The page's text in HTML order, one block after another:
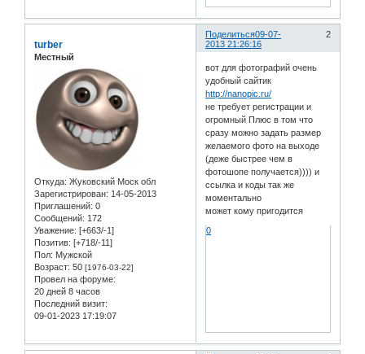
Поделиться 2
09-07-
2013 21:26:16
turber
Местный
Откуда: Жуковский Моск обл
Зарегистрирован: 14-05-2013
Приглашений: 0
Сообщений: 172
Уважение: [+663/-1]
Позитив: [+718/-11]
Пол: Мужской
Возраст: 50 [1976-03-22]
Провел на форуме:
20 дней 8 часов
Последний визит:
09-01-2023 17:19:07
вот для фотографий очень
удобный сайтик
http://nanopic.ru/
не требует регистрации и
огромный Плюс в том что
сразу можно задать размер
желаемого фото на выходе
(деже быстрее чем в
фотошопе получается)))) и
ссылка и коды так же
моментально
может кому пригодится
0